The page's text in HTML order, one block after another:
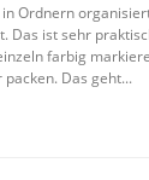
in Ordnern
Das ist sehr
farbig
packen. Das geht...